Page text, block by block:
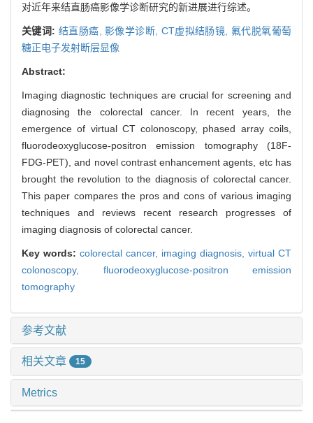
对近年来结直肠癌影像学诊断研究的新进展进行综述。
关键词: 结直肠癌, 影像学诊断, CT虚拟结肠镜, 氟代脱氧葡萄
糖正电子发射断层显像
Abstract:
Imaging diagnostic techniques are crucial for screening and
diagnosing the colorectal cancer. In recent years, the
emergence of virtual CT colonoscopy, phased array coils,
fluorodeoxyglucose-positron emission tomography (18F-
FDG-PET), and novel contrast enhancement agents, etc has
brought the revolution to the diagnosis of colorectal cancer.
This paper compares the pros and cons of various imaging
techniques and reviews recent research progresses of
imaging diagnosis of colorectal cancer.
Key words: colorectal cancer, imaging diagnosis, virtual CT
colonoscopy, fluorodeoxyglucose-positron emission
tomography
参考文献
相关文章 15
Metrics